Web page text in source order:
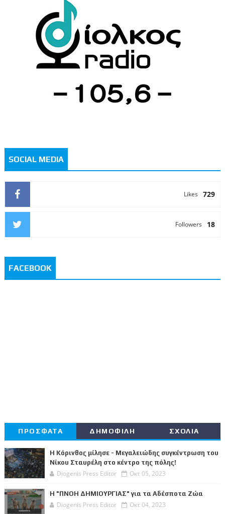
SOCIAL MEDIA
729
Likes
18
Followers
FACEBOOK
ΠΡΟΣΦΑΤΑ ΔΗΜΟΦΙΛΗ ΣΧΟΛΙΑ
Η Κόρινθος μίλησε - Μεγαλειώδης συγκέντρωση του
Νίκου Σταυρέλη στο κέντρο της πόλης!
Diogenis Press Editor Οκτ 05, 2023
Η "ΠΝΟΗ ΔΗΜΙΟΥΡΓΙΑΣ" για τα Αδέσποτα Ζώα
Diogenis Press Editor Οκτ 04, 2023